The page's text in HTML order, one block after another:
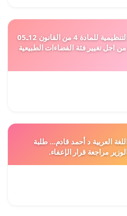
دعم ملف تفعيل النصوص التنظيمية للمادة 4 من القانون 12ـ05
اجل تغيير فئة الفضاءات الطبيعية
العربية د أحمد قادم... طلبة
مراجعة قرار الإعفاء.